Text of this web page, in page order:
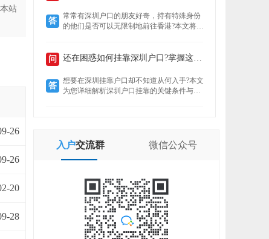
站
26
26
20
28
自身条件，是高效落户的关键。
答
常常有深圳户口的朋友好奇，持有特殊身份
的他们是否可以无限制地前往香港?本文将揭
问 还在困惑如何挂靠深圳户口?掌握这些要点轻松...
答
想要在深圳挂靠户口却不知道从何入手?本文
为您详细解析深圳户口挂靠的关键条件与所
入户交流群 微信公众号